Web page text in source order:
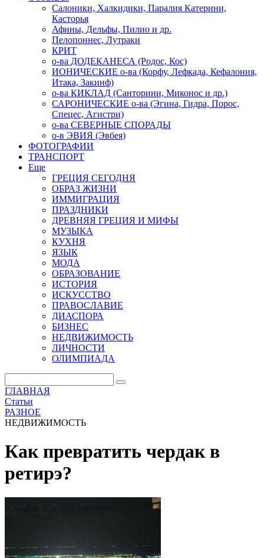
Салоники, Халкидики, Паралия Катерини,
Касторья
Афины, Дельфы, Пилио и др.
Пелопоннес, Лутраки
КРИТ
о-ва ДОДЕКАНЕСА (Родос, Кос)
ИОНИЧЕСКИЕ о-ва (Корфу, Лефкада, Кефалония,
Итака, Закинф)
о-ва КИКЛАД (Санторини, Миконос и др.)
САРОНИЧЕСКИЕ о-ва (Эгина, Гидра, Порос,
Спецес, Агистри)
о-ва СЕВЕРНЫЕ СПОРАДЫ
о-в ЭВИЯ (Эвбея)
ФОТОГРАФИИ
ТРАНСПОРТ
Еще
ГРЕЦИЯ СЕГОДНЯ
ОБРАЗ ЖИЗНИ
ИММИГРАЦИЯ
ПРАЗДНИКИ
ДРЕВНЯЯ ГРЕЦИЯ И МИФЫ
МУЗЫКА
КУХНЯ
ЯЗЫК
МОДА
ОБРАЗОВАНИЕ
ИСТОРИЯ
ИСКУССТВО
ПРАВОСЛАВИЕ
ДИАСПОРА
БИЗНЕС
НЕДВИЖИМОСТЬ
ЛИЧНОСТИ
ОЛИМПИАДА
ГЛАВНАЯ
Статьи
РАЗНОЕ
НЕДВИЖИМОСТЬ
Как превратить чердак в
ретирэ?